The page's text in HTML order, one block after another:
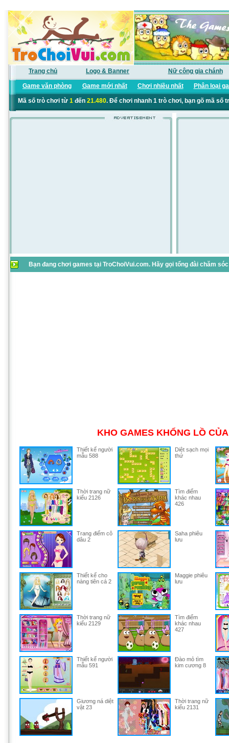
Trang chủ Logo & Banner Nữ công gia chánh
Game văn phòng Game mới nhất Chơi nhiều nhất Phân loại
Mã số trò chơi từ 1đến 21.480. Để chơi nhanh 1 trò chơi, bạn gõ mã số
Bạn đang chơi games tại TroChoiVui.com. Hãy gọi tổng đài chăm
KHO GAMES KHỔNG LỒ
Thiết kế người
mẫu 588
Diệt sạch mọi
thứ
Thời trang nữ
kiểu 2126
Tìm điểm
khác nhau
426
Trang điểm cô
dâu 2
Saha phiêu
lưu
Thiết kế cho
nàng tiên cá 2
Maggie phiêu
lưu
Thời trang nữ
kiểu 2129
Tìm điểm
khác nhau
427
Thiết kế người
mẫu 591
Đào mỏ tìm
kim cương 8
Giương ná diệt
vật 23
Thời trang nữ
kiểu 2131